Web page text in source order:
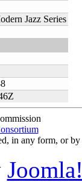
Jazz Series
in any form, or